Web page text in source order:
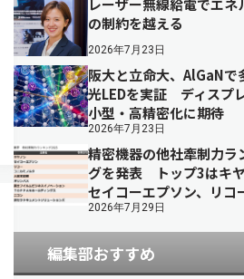
レーザー無線給電でエネ
の制約を越える
2026年7月23日
阪大と立命大、AlGaNで
光LEDを実証 ディスプ
小型・高精密化に期待
2026年7月23日
精密機器の他社牽制力ラ
グを発表 トップ3はキヤ
セイコーエプソン、リコ
2026年7月29日
編集部おすすめ